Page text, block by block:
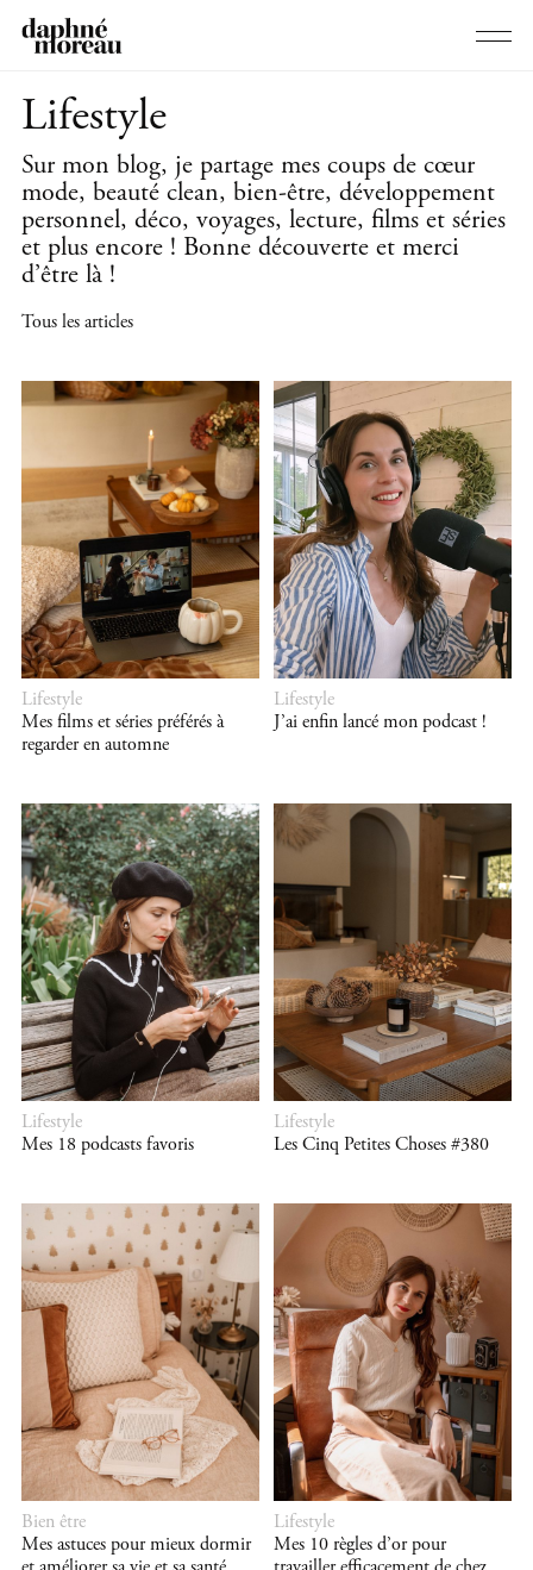
Lifestyle
Sur mon blog, je partage mes coups de cœur
mode, beauté clean, bien-être, développement
personnel, déco, voyages, lecture, films et séries
et plus encore ! Bonne découverte et merci
d’être là !
Tous les articles
Lifestyle
Mes films et séries préférés à
regarder en automne
Lifestyle
J’ai enfin lancé mon podcast !
Lifestyle
Mes 18 podcasts favoris
Lifestyle
Les Cinq Petites Choses #380
Bien être
Mes astuces pour mieux dormir
Lifestyle
Mes 10 règles d’or pour